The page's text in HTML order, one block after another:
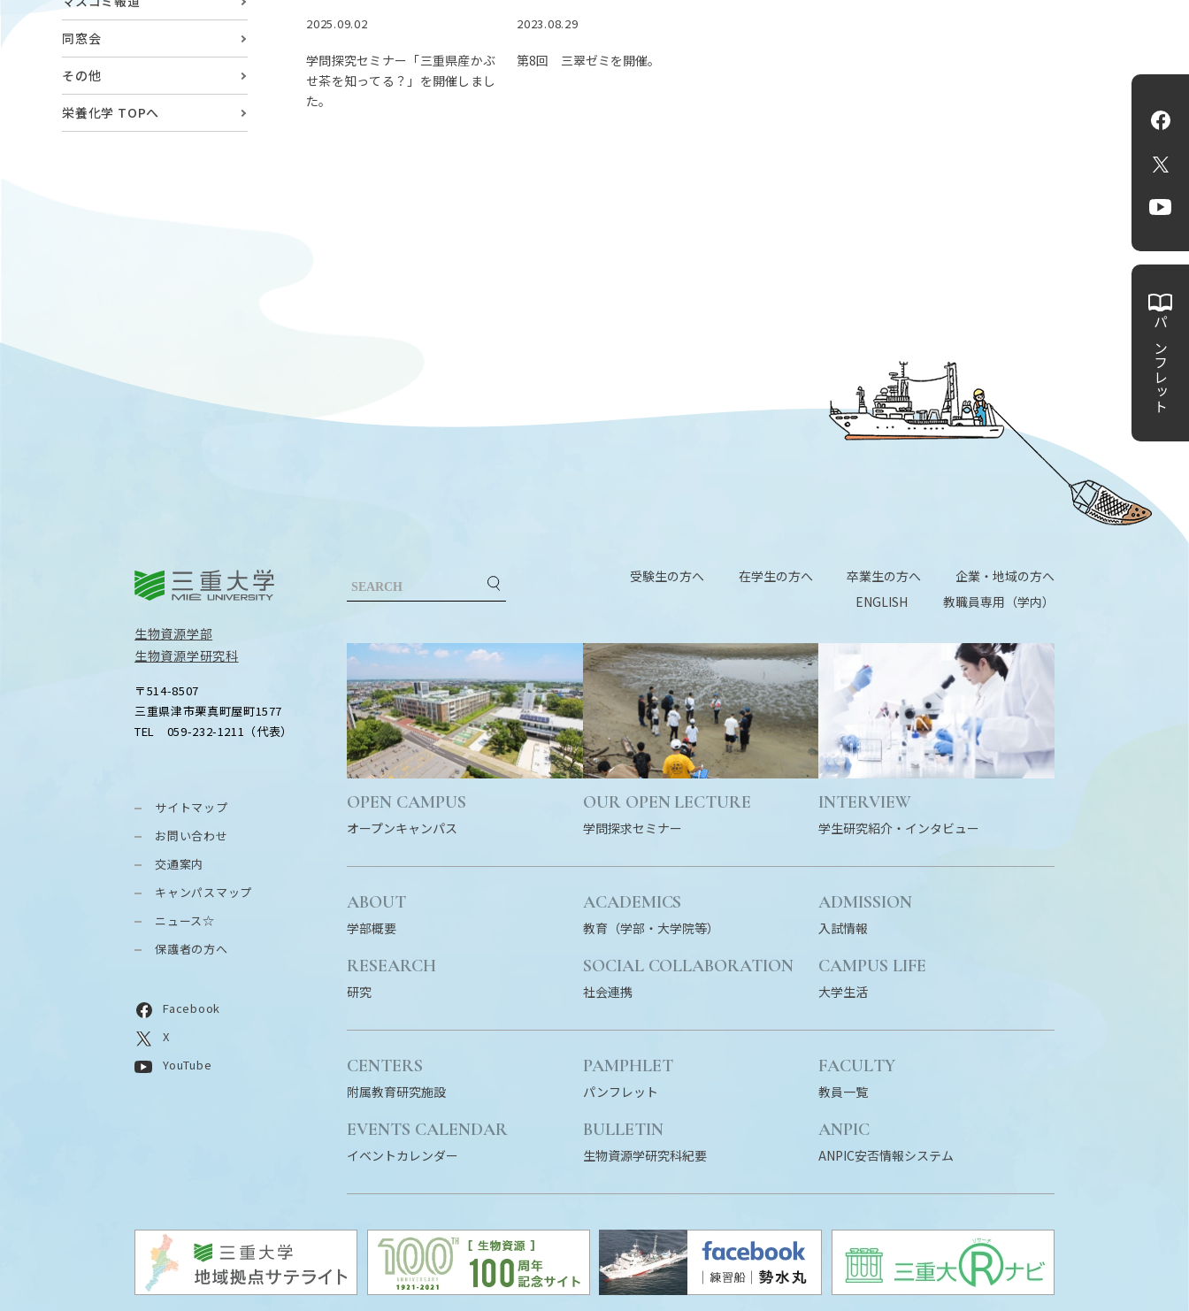
同窓会
その他
栄養化学 TOPへ
2025.09.02
学問探究セミナー「三重県産かぶ
せ茶を知ってる？」を開催しまし
た。
2023.08.29
第8回 三翠ゼミを開催。
X
パンフレット
生物資源学部
生物資源学研究科
〒514-8507
三重県津市栗真町屋町1577
TEL 059-232-1211（代表）
サイトマップ
お問い合わせ
交通案内
キャンパスマップ
ニュース☆
保護者の方へ
Facebook
X
YouTube
受験生の方へ 在学生の方へ 卒業生の方へ
企業・地域の方へ
ENGLISH
教職員専用（学内）
OPEN CAMPUS
オープンキャンパス
OUR OPEN LECTURE
学問探求セミナー
INTERVIEW
学生研究紹介・ インタビュー
ABOUT
学部概要
ACADEMICS
教育（学部・大学院等）
ADMISSION
入試情報
RESEARCH
研究
SOCIAL COLLABORATION
社会連携
CAMPUS LIFE
大学生活
CENTERS
附属教育研究施設
PAMPHLET
パンフレット
FACULTY
教員一覧
EVENTS CALENDAR
イベントカレンダー
BULLETIN
生物資源学研究科紀要
ANPIC
ANPIC安否情報システム